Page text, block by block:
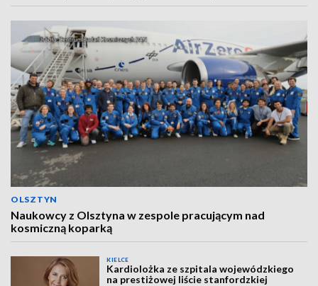
OLSZTYN
Naukowcy z Olsztyna w zespole pracującym nad
kosmiczną koparką
KIELCE
Kardiolożka ze szpitala wojewódzkiego
na prestiżowej liście stanfordzkiej